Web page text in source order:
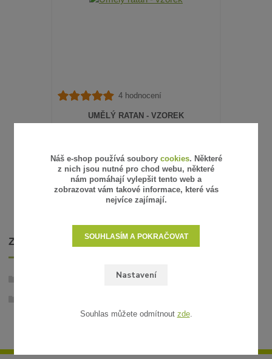
4 hodnocení
UMĚLÝ RATAN - VZOREK
ZVOLIT VARIANTU
ZBOŽÍ ZAŘAZENO V KATEGORIÍCH
Náš e-shop používá soubory cookies. Některé
z nich jsou nutné pro chod webu, některé
nám pomáhají vylepšit tento web a
zobrazovat vám takové informace, které vás
nejvíce zajímají.
Nastavení
SOUHLASÍM A POKRAČOVAT
Souhlas můžete odmítnout zde.